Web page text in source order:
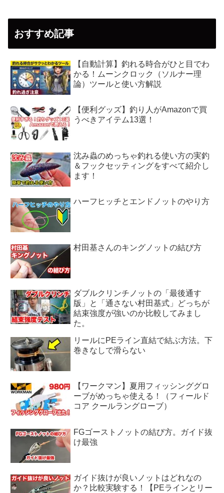
おすすめ記事
【自動計算】釣れる時合がひと目でわ
かる！ムーンクロック（ソルナー理
論）ツールと使い方解説
【便利グッズ】釣り人がAmazonで買
うべきアイテム13選！
沈み蟲のめっちゃ釣れる使い方の実釣
＆フックセッティングをすべて紹介し
ます！
ハーフヒッチとエンドノットのやり方
村田基さんのキングノットの結び方
ダブルクリンチノットの「最後通す
版」と「通さない村田基式」どっちが
結束強度が強いのか比較してみまし
た。
リールにPEライン直結で結ぶ方法。下
巻きなしで滑らない
【ワークマン】夏用フィッシンググロ
ーブがめっちゃ使える！（フィールド
コア クールラングローブ）
FGゴーストノットの結び方。ガイド抜
け最強
ガイド抜けが良いノットはどれなの
か？比較実験する！【PEラインとリー